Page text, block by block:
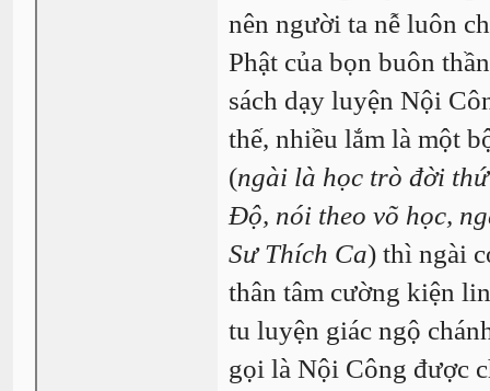
nên người ta nễ luôn
Phật của bọn buôn
sách dạy luyện Nội
thế, nhiều lắm là một
(ngài là học trò đời
Độ, nói theo võ học,
Sư Thích Ca) thì ngài
thân tâm cường kiện
tu luyện giác ngộ
gọi là Nội Công được